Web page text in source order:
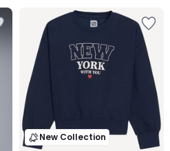
New Collection